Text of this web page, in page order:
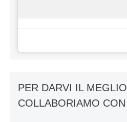
PER DARVI IL MEGLIO
COLLABORIAMO CON